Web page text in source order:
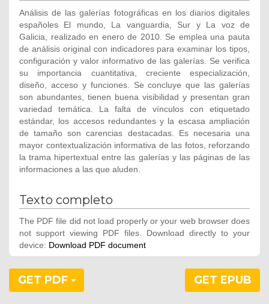
Análisis de las galerías fotográficas en los diarios digitales
españoles El mundo, La vanguardia, Sur y La voz de
Galicia, realizado en enero de 2010. Se emplea una pauta
de análisis original con indicadores para examinar los tipos,
configuración y valor informativo de las galerías. Se verifica
su importancia cuantitativa, creciente especialización,
diseño, acceso y funciones. Se concluye que las galerías
son abundantes, tienen buena visibilidad y presentan gran
variedad temática. La falta de vínculos con etiquetado
estándar, los accesos redundantes y la escasa ampliación
de tamaño son carencias destacadas. Es necesaria una
mayor contextualización informativa de las fotos, reforzando
la trama hipertextual entre las galerías y las páginas de las
informaciones a las que aluden.
Texto completo
The PDF file did not load properly or your web browser does
not support viewing PDF files. Download directly to your
device: Download PDF document
GET PDF GET EPUB